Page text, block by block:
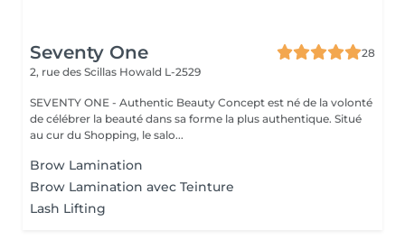
Seventy One
28
2, rue des Scillas Howald L-2529
SEVENTY ONE - Authentic Beauty Concept est né de la volonté
de célébrer la beauté dans sa forme la plus authentique. Situé
au cur du Shopping, le salo...
Brow Lamination
Brow Lamination avec Teinture
Lash Lifting